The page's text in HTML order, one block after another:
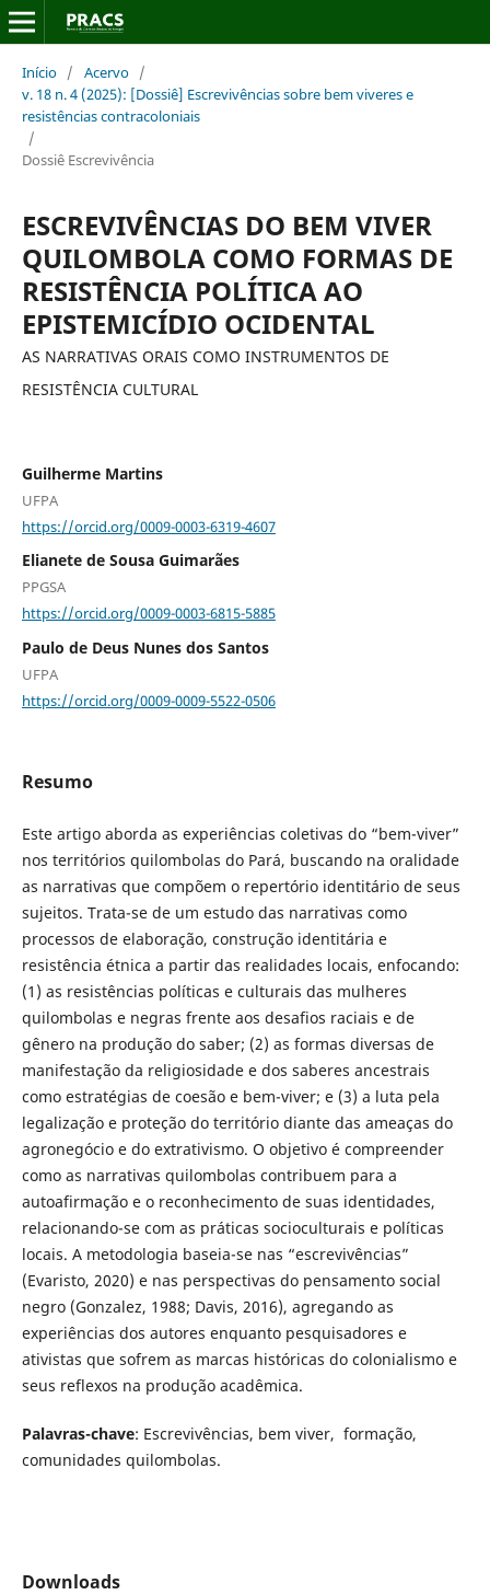
Início / Acervo /
v. 18 n. 4 (2025): [Dossiê] Escrevivências sobre bem viveres e
resistências contracoloniais
/
Dossiê Escrevivência
ESCREVIVÊNCIAS DO BEM VIVER
QUILOMBOLA COMO FORMAS DE
RESISTÊNCIA POLÍTICA AO
EPISTEMICÍDIO OCIDENTAL
AS NARRATIVAS ORAIS COMO INSTRUMENTOS DE
RESISTÊNCIA CULTURAL
Guilherme Martins
UFPA
https://orcid.org/0009-0003-6319-4607
Elianete de Sousa Guimarães
PPGSA
https://orcid.org/0009-0003-6815-5885
Paulo de Deus Nunes dos Santos
UFPA
https://orcid.org/0009-0009-5522-0506
Resumo
Este artigo aborda as experiências coletivas do “bem-viver”
nos territórios quilombolas do Pará, buscando na oralidade
as narrativas que compõem o repertório identitário de seus
sujeitos. Trata-se de um estudo das narrativas como
processos de elaboração, construção identitária e
resistência étnica a partir das realidades locais, enfocando:
(1) as resistências políticas e culturais das mulheres
quilombolas e negras frente aos desafios raciais e de
gênero na produção do saber; (2) as formas diversas de
manifestação da religiosidade e dos saberes ancestrais
como estratégias de coesão e bem-viver; e (3) a luta pela
legalização e proteção do território diante das ameaças do
agronegócio e do extrativismo. O objetivo é compreender
como as narrativas quilombolas contribuem para a
autoafirmação e o reconhecimento de suas identidades,
relacionando-se com as práticas socioculturais e políticas
locais. A metodologia baseia-se nas “escrevivências”
(Evaristo, 2020) e nas perspectivas do pensamento social
negro (Gonzalez, 1988; Davis, 2016), agregando as
experiências dos autores enquanto pesquisadores e
ativistas que sofrem as marcas históricas do colonialismo e
seus reflexos na produção acadêmica.
Palavras-chave: Escrevivências, bem viver, formação,
comunidades quilombolas.
Downloads